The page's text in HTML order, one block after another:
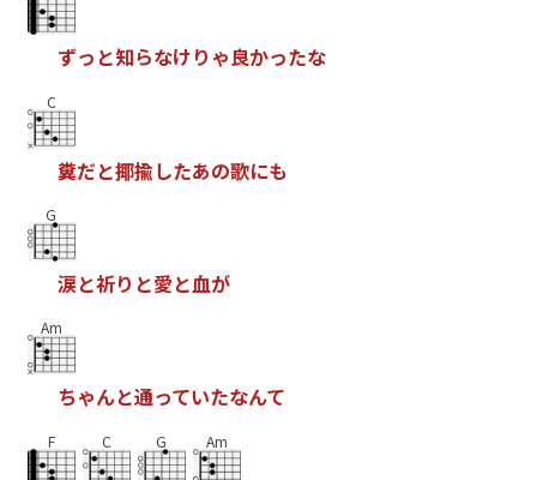
ずっ と知らなけり ゃ良かったな
C
糞だと揶揄したあの歌にも
G
涙と祈り と愛と血が
Am
ちゃんと通っていたなんて
F C G Am